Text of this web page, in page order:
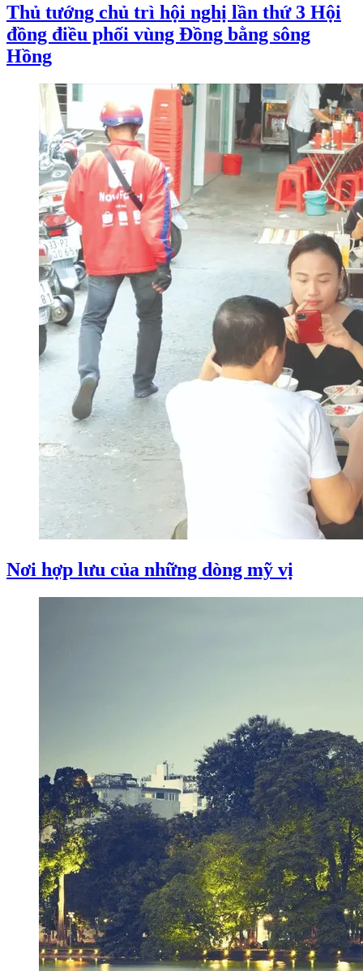
Thủ tướng chủ trì hội nghị lần thứ 3 Hội
đồng điều phối vùng Đồng bằng sông
Hồng
Nơi hợp lưu của những dòng mỹ vị